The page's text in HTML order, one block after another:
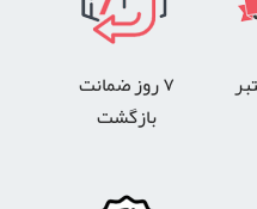
۷ روز ضمانت
بازگشت